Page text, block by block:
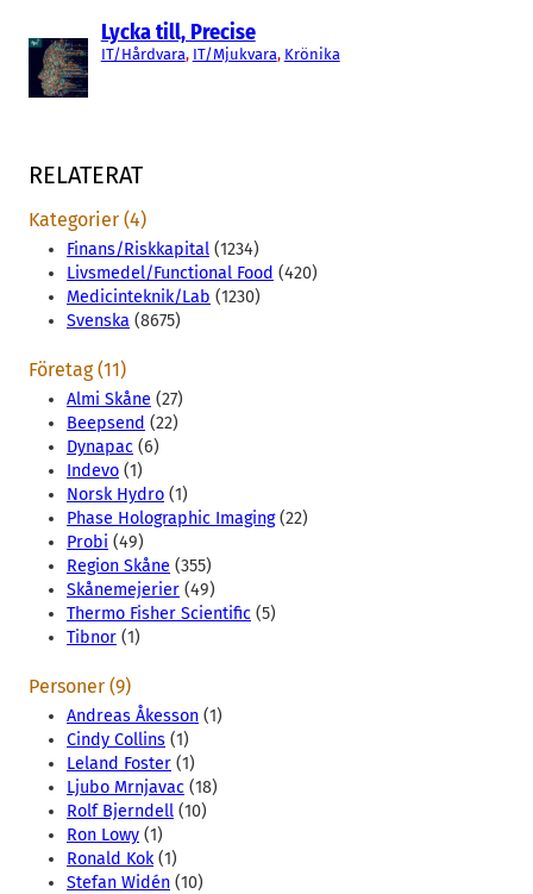
Lycka till, Precise
IT/Hårdvara, IT/Mjukvara, Krönika
RELATERAT
Kategorier (4)
Finans/Riskkapital (1234)
Livsmedel/Functional Food (420)
Medicinteknik/Lab (1230)
Svenska (8675)
Företag (11)
Almi Skåne (27)
Beepsend (22)
Dynapac (6)
Indevo (1)
Norsk Hydro (1)
Phase Holographic Imaging(22)
Probi (49)
Region Skåne (355)
Skånemejerier (49)
Thermo Fisher Scientific (5)
Tibnor (1)
Personer (9)
Andreas Åkesson (1)
Cindy Collins (1)
Leland Foster (1)
Ljubo Mrnjavac (18)
Rolf Bjerndell (10)
Ron Lowy (1)
Ronald Kok(1)
Stefan Widén (10)